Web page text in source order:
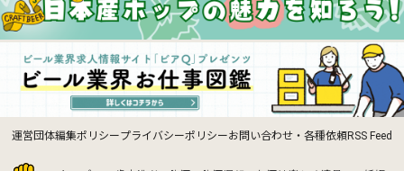
運営団体編集ポリシープライバシーポリシーお問い合わせ・各種依頼RSS Feed